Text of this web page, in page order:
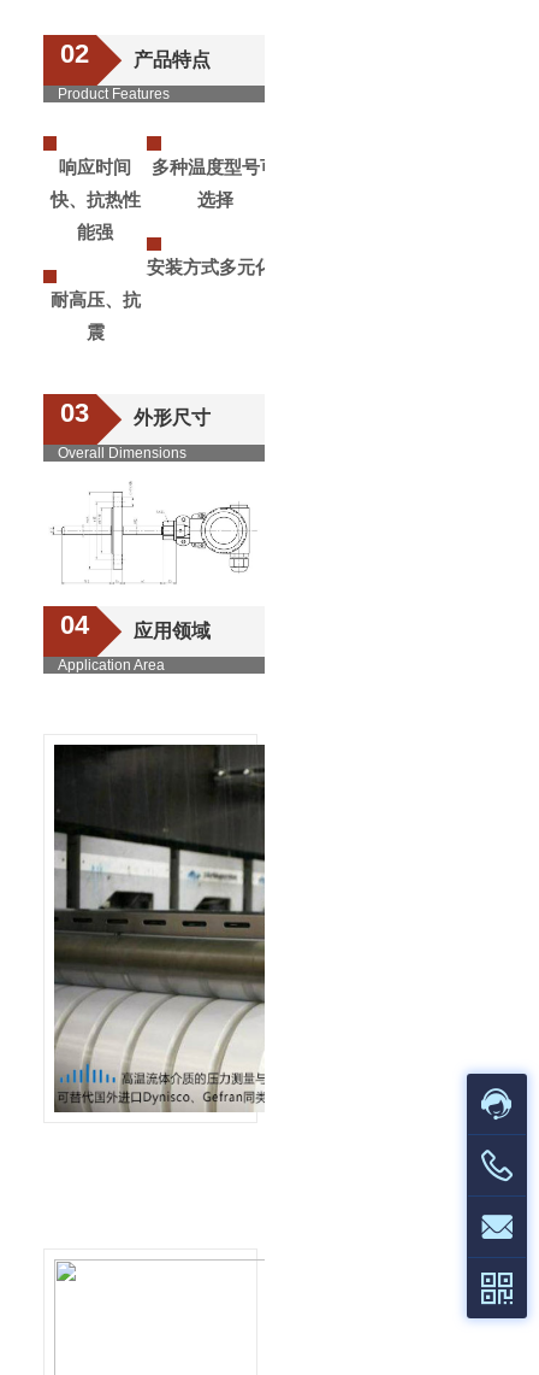
02 产品特点
Product Features
响应时间
快、抗热性
能强
耐高压、抗
震
多种温度型号可
选择
安装方式多元化
03 外形尺寸
Overall Dimensions
04 应用领域
Application Area
化纤